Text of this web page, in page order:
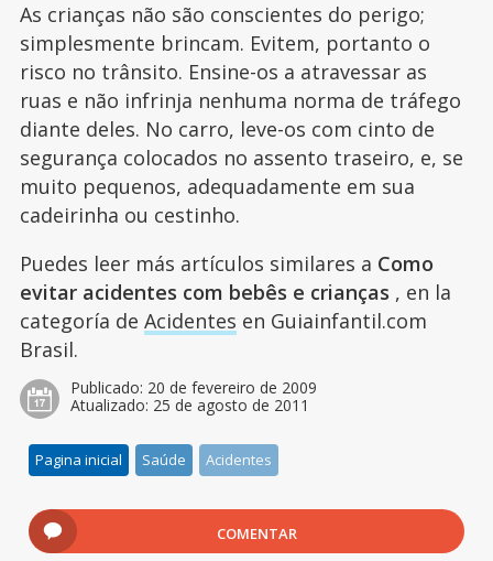
As crianças não são conscientes do perigo;
simplesmente brincam. Evitem, portanto o
risco no trânsito. Ensine-os a atravessar as
ruas e não infrinja nenhuma norma de tráfego
diante deles. No carro, leve-os com cinto de
segurança colocados no assento traseiro, e, se
muito pequenos, adequadamente em sua
cadeirinha ou cestinho.
Puedes leer más artículos similares a Como
evitar acidentes com bebês e crianças , en la
categoría de Acidentes en Guiainfantil.com
Brasil.
Publicado: 20 de fevereiro de 2009
Atualizado: 25 de agosto de 2011
Pagina inicial Saúde Acidentes
COMENTAR